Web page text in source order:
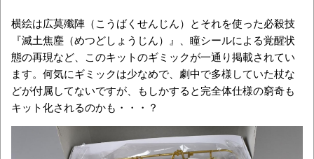
横絵は広莫殲陣（こうばくせんじん）とそれを使った必殺技
『滅土焦塵（めつどしょうじん）』、瞳シールによる覚醒状
態の再現など、このキットのギミックが一通り掲載されてい
ます。何気にギミックは少なめで、劇中で多様していた杖な
どが付属してないですが、もしかすると完全体仕様の窮奇も
キット化されるのかも・・・？